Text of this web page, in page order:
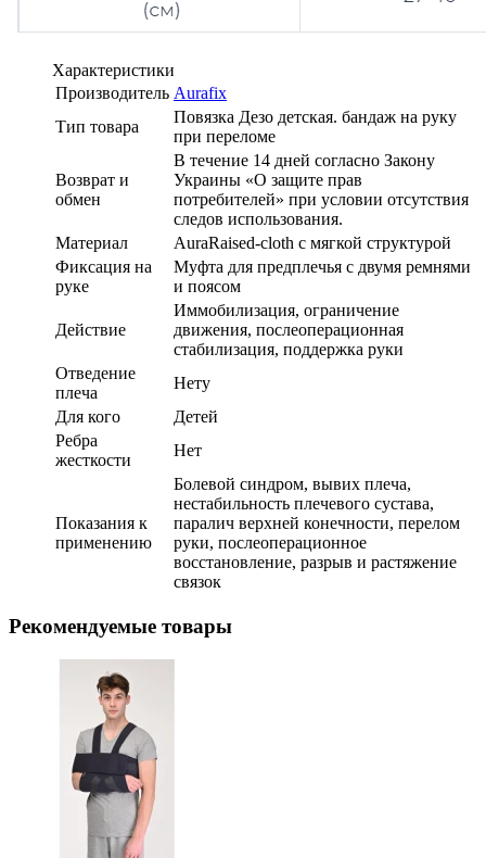
Характеристики
Производитель Aurafix
Тип товара
Повязка Дезо детская. бандаж на руку
при переломе
Возврат и
обмен
В течение 14 дней согласно Закону
Украины «О защите прав
потребителей» при условии отсутствия
следов использования.
Материал
AuraRaised-cloth с мягкой структурой
Фиксация на
руке
Муфта для предплечья с двумя ремнями
и поясом
Действие
Иммобилизация, ограничение
движения, послеоперационная
стабилизация, поддержка руки
Отведение
плеча
Нету
Для кого
Детей
Ребра
жесткости
Нет
Показания к
применению
Болевой синдром, вывих плеча,
нестабильность плечевого сустава,
паралич верхней конечности, перелом
руки, послеоперационное
восстановление, разрыв и растяжение
связок
Рекомендуемые товары